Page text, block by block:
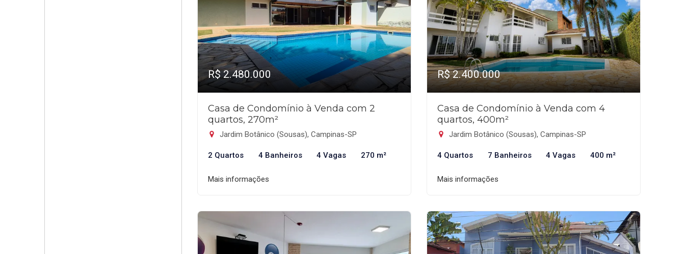
R$ 2.480.000
Casa de Condomínio à Venda com 2
quartos, 270m²
Jardim Botânico (Sousas), Campinas-SP
2 Quartos 4 Banheiros 4 Vagas 270 m²
Mais informações
R$ 2.400.000
Casa de Condomínio à Venda com 4
quartos, 400m²
Jardim Botânico (Sousas), Campinas-SP
4 Quartos 7 Banheiros 4 Vagas 400 m²
Mais informações